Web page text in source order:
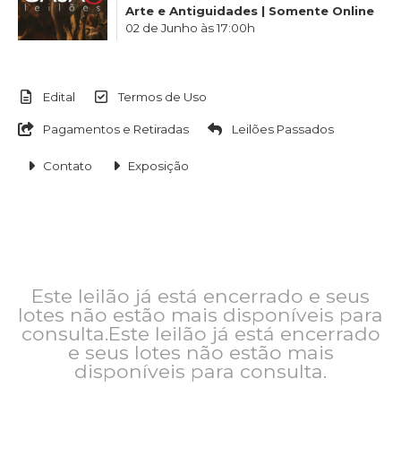
Arte e Antiguidades | Somente Online
02 de Junho às 17:00h
Edital Termos de Uso
Pagamentos e Retiradas Leilões Passados
Contato Exposição
Este leilão já está encerrado e seus
lotes não estão mais disponíveis para
consulta.Este leilão já está encerrado
e seus lotes não estão mais
disponíveis para consulta.